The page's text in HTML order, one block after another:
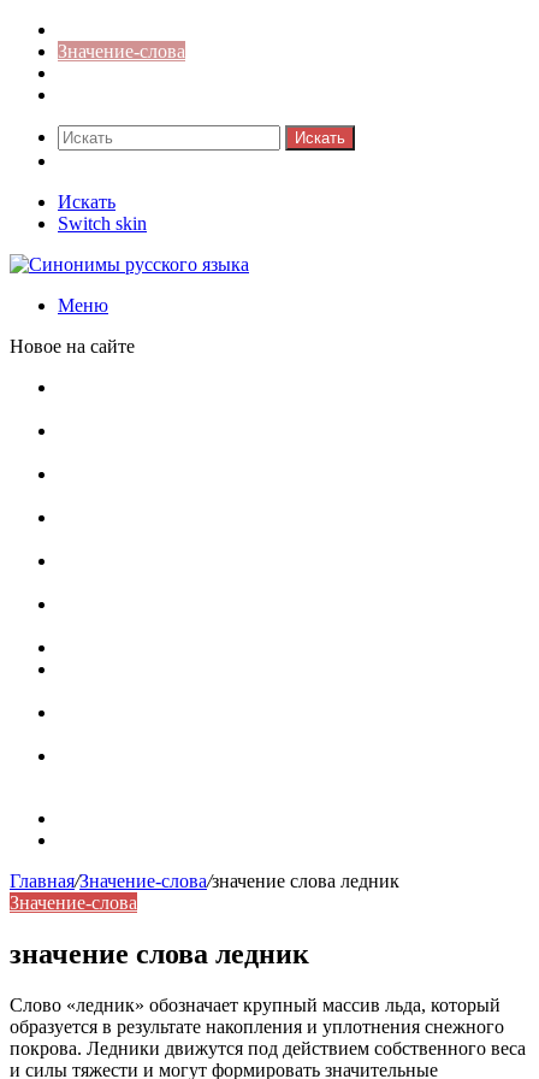
Значение-слова
Искать
Искать
Switch skin
Меню
Новое на сайте
Главная/Значение-слова/значение слова ледник
Значение-слова
значение слова ледник
Слово «ледник» обозначает крупный массив льда, который
образуется в результате накопления и уплотнения снежного
покрова. Ледники движутся под действием собственного веса
и силы тяжести и могут формировать значительные